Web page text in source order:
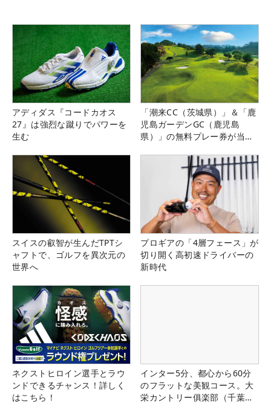
アディダス『コードカオス
27』は強烈な蹴りでパワーを
生む
「潮来CC（茨城県）」＆「鹿
児島ガーデンGC（鹿児島
県）」の無料プレー券が当た
スイスの叡智が生んだTPTシ
ャフトで、ゴルフを異次元の
世界へ
プロギアの「4層フェース」が
切り開く高初速ドライバーの
新時代
ネクストヒロイン選手とラウ
ンドできるチャンス！詳しく
はこちら！
インター5分、都心から60分
のフラットな美観コース。大
栄カントリー俱楽部（千葉